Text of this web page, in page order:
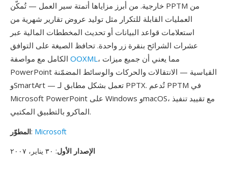
خارجية. من أبرز مزاياها أتمتة سير العمل — تُمكّن PPTM من
العمليات القابلة للتكرار مثل توليد عروض تقارير شهرية من
استعلامات قواعد البيانات أو تحديث المخططات المالية عبر
عشرات الشرائح بنقرة زر واحدة. تحافظ الصيغة على التوافق
OOXML، مما يعني أن جميع ميزات
PowerPoint القياسية — الانتقالات والحركات والوسائط المضمّنة
وSmartArt — تعمل بشكل مطابق لـ PPTX. تُدعم PPTM في
Microsoft PowerPoint على Windows وmacOS، مع تقييد تنفيذ
الماكرو بالتطبيق المكتبي.
المطوّر: Microsoft
الإصدار الأول: ٣٠ يناير، ٢٠٠٧